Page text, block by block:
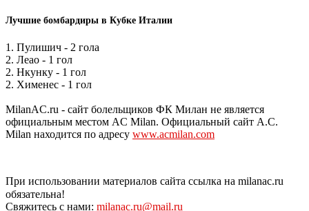
Лучшие бомбардиры в Кубке Италии
1. Пулишич - 2 гола
2. Леао - 1 гол
2. Нкунку - 1 гол
2. Хименес - 1 гол
MilanAC.ru - сайт болельщиков ФК Милан не является
официальным местом AC Milan. Официальный сайт A.C.
Milan находится по адресу www.acmilan.com
При использовании материалов сайта ссылка на milanac.ru
обязательна!
Свяжитесь с нами: milanac.ru@mail.ru